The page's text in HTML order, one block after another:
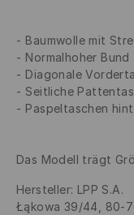
Baumwolle mit
Normalhoher Bund
Diagonale
Seitliche
Paspeltaschen
Das Modell trägt
Hersteller: LPP S.A.
Łąkowa 39/44, 80-